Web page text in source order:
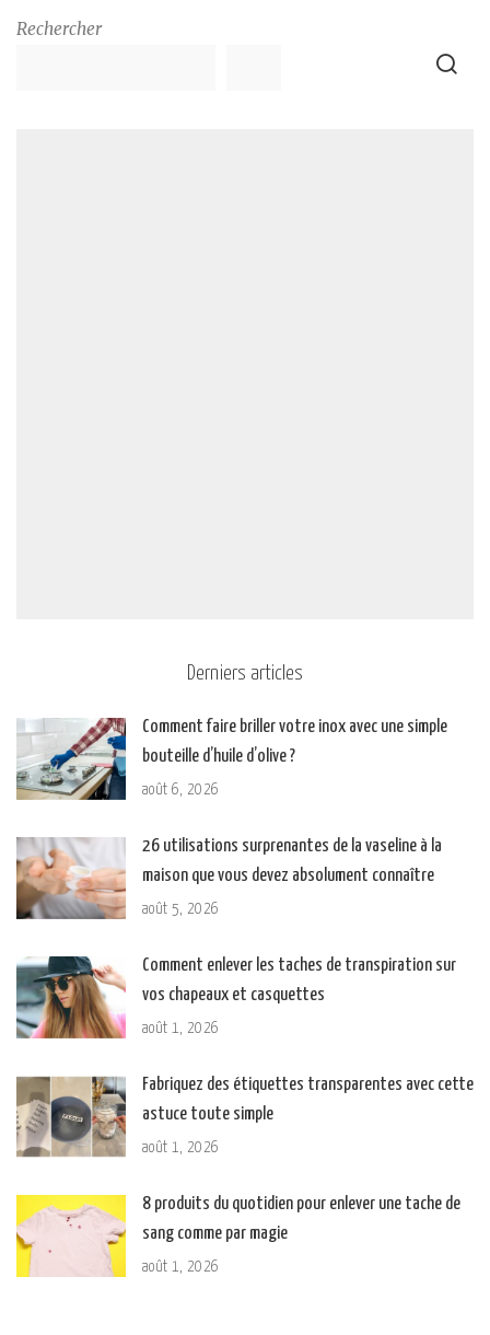
Rechercher
Derniers articles
Comment faire briller votre inox avec une simple
bouteille d’huile d’olive ?
août 6, 2026
26 utilisations surprenantes de la vaseline à la
maison que vous devez absolument connaître
août 5, 2026
Comment enlever les taches de transpiration sur
vos chapeaux et casquettes
août 1, 2026
Fabriquez des étiquettes transparentes avec cette
astuce toute simple
août 1, 2026
8 produits du quotidien pour enlever une tache de
sang comme par magie
août 1, 2026